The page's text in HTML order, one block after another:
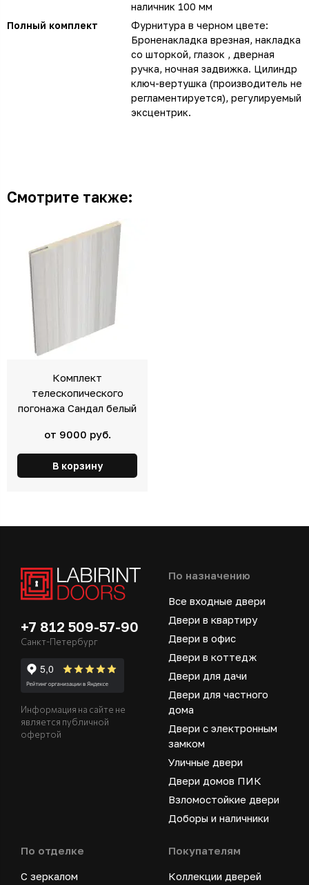
наличник 100 мм
Полный комплект
Фурнитура в черном цвете:
Броненакладка врезная, накладка
со шторкой, глазок , дверная
ручка, ночная задвижка. Цилиндр
ключ-вертушка (производитель не
регламентируется), регулируемый
эксцентрик.
Смотрите также:
Комплект
телескопического
погонажа Сандал белый
от 9000 руб.
В корзину
+7 812 509-57-90
Санкт-Петербург
Информация на сайте не
является публичной
офертой
По назначению
Все входные двери
Двери в квартиру
Двери в офис
Двери в коттедж
Двери для дачи
Двери для частного
дома
Двери с электронным
замком
Уличные двери
Двери домов ПИК
Взломостойкие двери
Доборы и наличники
По отделке
С зеркалом
Покупателям
Коллекции дверей